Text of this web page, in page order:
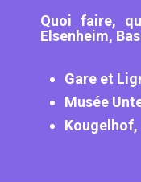
Quoi faire,
Elsenheim,
Gare et
Musée